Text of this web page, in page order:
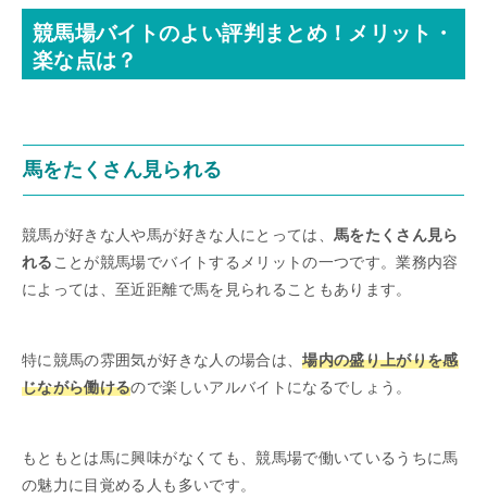
競馬場バイトのよい評判まとめ！メリット・
楽な点は？
馬をたくさん見られる
競馬が好きな人や馬が好きな人にとっては、馬をたくさん見ら
れる ことが競馬場でバイトするメリットの一つです。業務内容
によっては、至近距離で馬を見られることもあります。
特に競馬の雰囲気が好きな人の場合は、場内の盛り上がりを感
じながら働けるので楽しいアルバイトになるでしょう。
もともとは馬に興味がなくても、競馬場で働いているうちに馬
の魅力に目覚める人も多いです。